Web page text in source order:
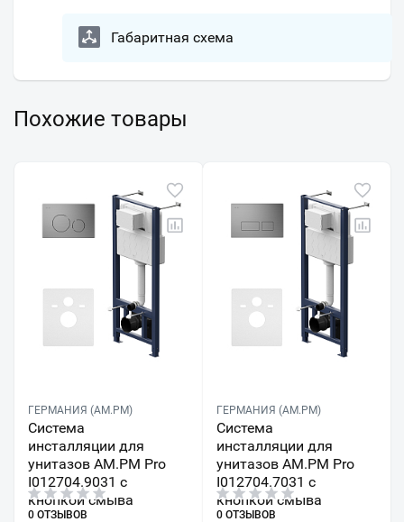
Габаритная схема
Похожие товары
ГЕРМАНИЯ (AM.PM)
Система
инсталляции для
унитазов AM.PM Pro
I012704.9031 с
кнопкой смыва
0 ОТЗЫВОВ
ГЕРМАНИЯ (AM.PM)
Система
инсталляции для
унитазов AM.PM Pro
I012704.7031 с
кнопкой смыва
0 ОТЗЫВОВ